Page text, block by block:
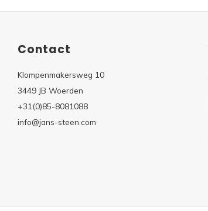
Contact
Klompenmakersweg 10
3449 JB Woerden
+31(0)85-8081088
info@jans-steen.com